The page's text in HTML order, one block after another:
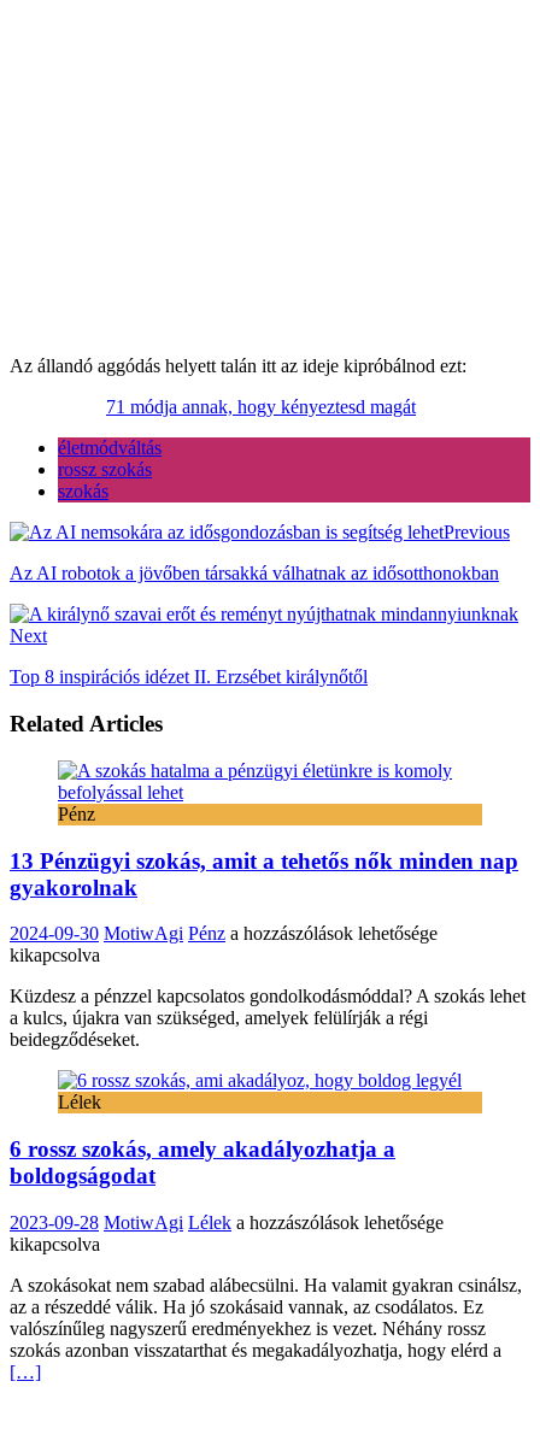
Az állandó aggódás helyett talán itt az ideje kipróbálnod ezt:
71 módja annak, hogy kényeztesd magát
életmódváltás
rossz szokás
szokás
Previous
Az AI robotok a jövőben társakká válhatnak az idősotthonokban
Next
Top 8 inspirációs idézet II. Erzsébet királynőtől
Related Articles
Pénz
13 Pénzügyi szokás, amit a tehetős nők minden nap
gyakorolnak
2024-09-30 MotiwAgi Pénz 13
amit
a
minden
bejegyzéshez
a hozzászólások lehetősége
kikapcsolva
Küzdesz a pénzzel kapcsolatos gondolkodásmóddal? A szokás lehet
a kulcs, újakra van szükséged, amelyek felülírják a régi
beidegződéseket.
Lélek
6 rossz szokás, amely akadályozhatja a
boldogságodat
2023-09-28 MotiwAgi Lélek 6
amely
akadályozhatja
a
boldogságodat
a hozzászólások lehetősége
kikapcsolva
A szokásokat nem szabad alábecsülni. Ha valamit gyakran csinálsz,
az a részeddé válik. Ha jó szokásaid vannak, az csodálatos. Ez
valószínűleg nagyszerű eredményekhez is vezet. Néhány rossz
szokás azonban visszatarthat és megakadályozhatja, hogy elérd a
[…]